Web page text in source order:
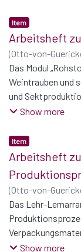
Item
Arbeitsheft
(Otto-von-
Stefan;König,
Das Modul
Weintrauben und
und
werden
von ökologischen
Show more
Item
Arbeitsheft
(Otto-von-
Stefan;Brand,
Schüßler, Philipp;
Das Lehr-
Auswirkungen
Show more